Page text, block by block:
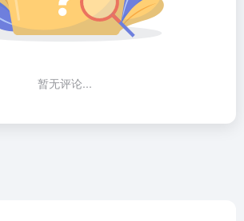
暂无评论...